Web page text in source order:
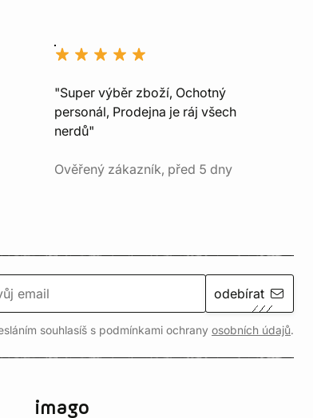
"Super výběr zboží, Ochotný
personál, Prodejna je ráj všech
nerdů"
Ověřený zákazník, před 5 dny
odebírat
souhlasíš s podmínkami ochrany osobních údajů.
imago